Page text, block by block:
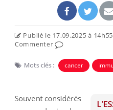
Publié le 17.09.2025 à 14h55
Commenter
Mots clés : cancer
Souvent considérés